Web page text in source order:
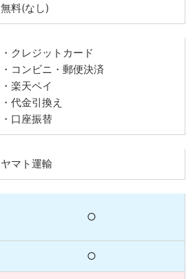
無料(なし)
・クレジットカード
・コンビニ・郵便決済
・楽天ペイ
・代金引換え
・口座振替
ヤマト運輸
○
○